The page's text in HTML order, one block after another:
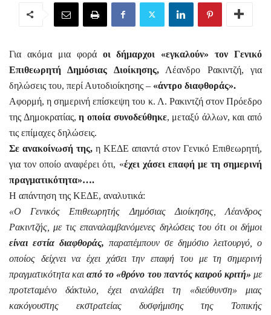
Για ακόμα μια φορά οι δήμαρχοι «εγκαλούν» τον Γενικό
Επιθεωρητή Δημόσιας Διοίκησης,Λέανδρο Ρακιντζή, για
δηλώσεις του, περί Αυτοδιοίκησης – «άντρο διαφθοράς».
Αφορμή, η σημερινή επίσκεψη του κ. Λ. Ρακιντζή στον Πρόεδρο
της Δημοκρατίας,η οποία συνοδεύθηκε, μεταξύ άλλων, και από
τις επίμαχες δηλώσεις.
Σε ανακοίνωσή της, η ΚΕΔΕ απαντά στον Γενικό Επιθεωρητή,
για τον οποίο αναφέρει ότι, «έχει χάσει επαφή με τη σημερινή
πραγματικότητα»….
Η απάντηση της ΚΕΔΕ, αναλυτικά:
«Ο Γενικός Επιθεωρητής Δημόσιας Διοίκησης, Λέανδρος
Ρακιντζής, με τις επαναλαμβανόμενες δηλώσεις του ότι οι δήμοι
είναι εστία διαφθοράς, παραπέμπουν σε δημόσιο λειτουργό, ο
οποίος δείχνει να έχει χάσει την επαφή του με τη σημερινή
πραγματικότητα καιαπό το «θρόνο του παντός καιρού κριτή» με
προτεταμένο δάκτυλο, έχει αναλάβει τη «διεύθυνση» μιας
κακόγουστης εκστρατείας δυσφήμισης της Τοπικής